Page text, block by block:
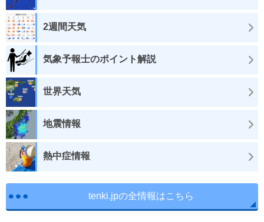
2週間天気
気象予報士のポイント解説
世界天気
地震情報
熱中症情報
tenki.jpの全情報はこちら